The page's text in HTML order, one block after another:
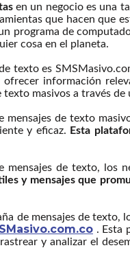
en un negocio es una
que hacen que
programa de
cosa en el planeta.
texto es
información
masivos a través de
mensajes de texto
y eficaz. Esta
de texto, los
y mensajes que
de mensajes de texto,
. Esta
y analizar el